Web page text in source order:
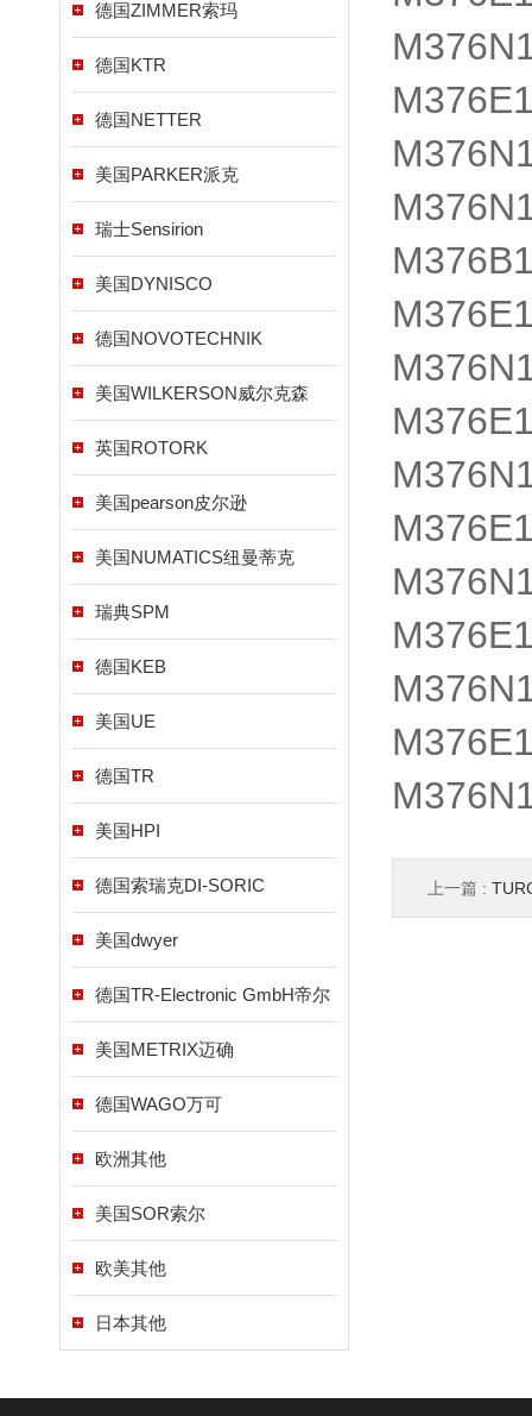
德国ZIMMER索玛
德国KTR
德国NETTER
美国PARKER派克
瑞士Sensirion
美国DYNISCO
德国NOVOTECHNIK
美国WILKERSON威尔克森
英国ROTORK
美国pearson皮尔逊
美国NUMATICS纽曼蒂克
瑞典SPM
德国KEB
美国UE
德国TR
美国HPI
德国索瑞克DI-SORIC
美国dwyer
德国TR-Electronic GmbH帝尔
美国METRIX迈确
德国WAGO万可
欧洲其他
美国SOR索尔
欧美其他
日本其他
上一篇 :